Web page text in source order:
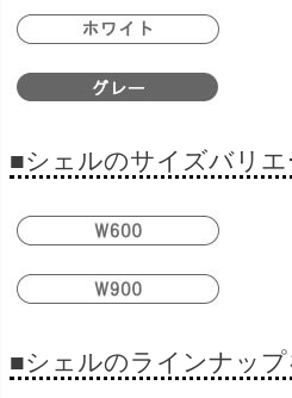
■シェルのサイズバリエ
■シェルのラインナップ